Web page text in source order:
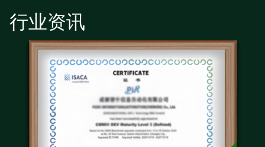
行业资讯